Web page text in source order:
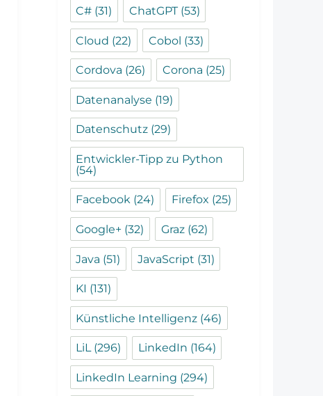
C# (31) ChatGPT(53)
Cloud (22) Cobol (33)
Cordova (26) Corona (25)
Datenanalyse (19)
Datenschutz (29)
Entwickler-Tipp zu Python
(54)
Facebook (24) Firefox (25)
Google+ (32) Graz(62)
Java (51) JavaScript (31)
KI (131)
Künstliche Intelligenz (46)
LiL(296) LinkedIn (164)
LinkedIn Learning (294)